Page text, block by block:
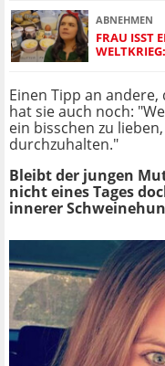
ABNEHMEN
FRAU ISST
Einen Tipp an
hat sie auch noch:
ein bisschen zu
durchzuhalten."
Bleibt der jungen
nicht eines Tages
innerer